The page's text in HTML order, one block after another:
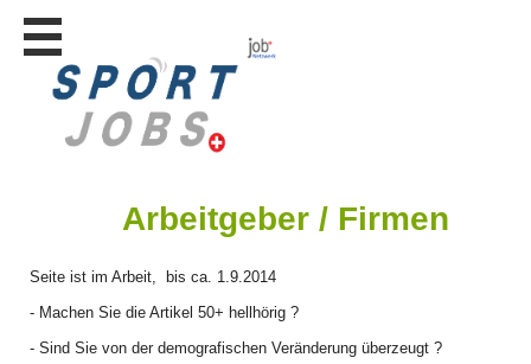
Stellen
finden
inserieren
Personalberatungen
WERBUNG
JOB-
App's
Arbeitgeber / Firmen
Seite ist im Arbeit, bis ca. 1.9.2014
- Machen Sie die Artikel 50+ hellhörig ?
- Sind Sie von der demografischen Veränderung überzeugt ?